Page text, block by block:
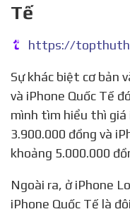
Tế
https://
Sự khác biệt cơ bản và dễ thấy nhất giữ iPhone Lock
và iPhone Quốc Tế
mình tìm hiểu thì giá
3.900.000 đồng và
khoảng 5.000.000
Ngoài ra, ở iPhone Lock còn một điểm khác so với
iPhone Quốc Tế là